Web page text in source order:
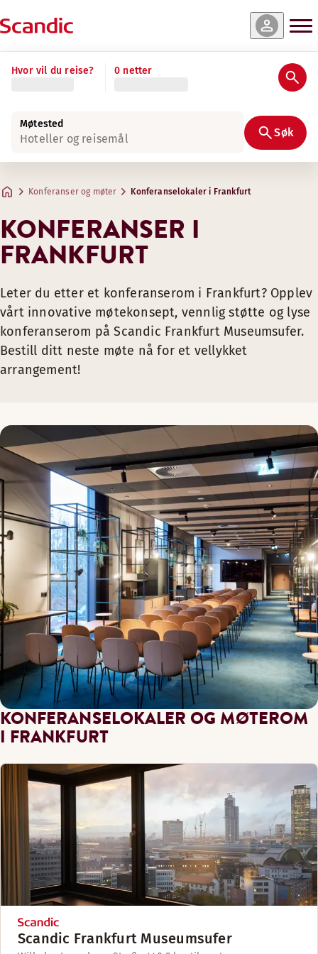
Hvor vil du reise? 0 netter
Møtested
Hoteller og reisemål Søk
Konferanser og møter Konferanselokaler i Frankfurt
KONFERANSER I
FRANKFURT
Leter du etter et konferanserom i Frankfurt? Opplev
vårt innovative møtekonsept, vennlig støtte og lyse
konferanserom på Scandic Frankfurt Museumsufer.
Bestill ditt neste møte nå for et vellykket
arrangement!
KONFERANSELOKALER OG MØTEROM
I FRANKFURT
Scandic Frankfurt Museumsufer